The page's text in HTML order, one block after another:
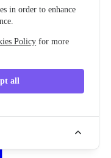
in order to enhance
Policy for more
all